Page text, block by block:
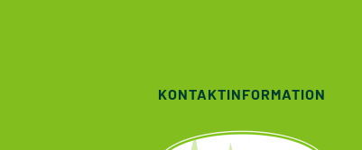
KONTAKTINFORMATION